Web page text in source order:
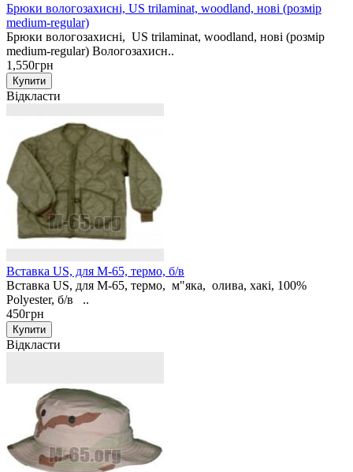
Брюки вологозахисні, US trilaminat, woodland, нові (розмір
medium-regular)
Брюки вологозахисні, US trilaminat, woodland, нові (розмір
medium-regular) Вологозахисн..
1,550грн
Відкласти
Вставка US, для М-65, термо, б/в
Вставка US, для М-65, термо, м"яка, олива, хакі, 100%
Polyester, б/в ..
450грн
Відкласти